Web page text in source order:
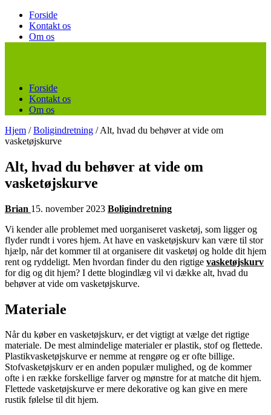
Forside
Kontakt os
Om os
Forside
Kontakt os
Om os
Hjem / Boligindretning / Alt, hvad du behøver at vide om
vasketøjskurve
Alt, hvad du behøver at vide om
vasketøjskurve
Brian 15. november 2023 Boligindretning
Vi kender alle problemet med uorganiseret vasketøj, som ligger og
flyder rundt i vores hjem. At have en vasketøjskurv kan være til stor
hjælp, når det kommer til at organisere dit vasketøj og holde dit hjem
rent og ryddeligt. Men hvordan finder du den rigtige vasketøjskurv
for dig og dit hjem? I dette blogindlæg vil vi dække alt, hvad du
behøver at vide om vasketøjskurve.
Materiale
Når du køber en vasketøjskurv, er det vigtigt at vælge det rigtige
materiale. De mest almindelige materialer er plastik, stof og flettede.
Plastikvasketøjskurve er nemme at rengøre og er ofte billige.
Stofvasketøjskurv er en anden populær mulighed, og de kommer
ofte i en række forskellige farver og mønstre for at matche dit hjem.
Flettede vasketøjskurve er mere dekorative og kan give en mere
rustik følelse til dit hjem.